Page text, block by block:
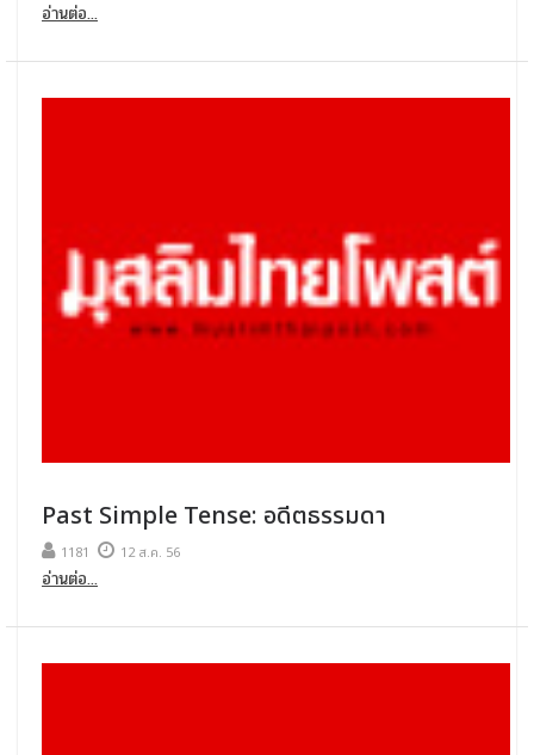
อ่านต่อ...
Past Simple Tense: อดีตธรรมดา
1181 12 ส.ค. 56
อ่านต่อ...